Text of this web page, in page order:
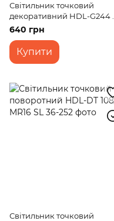
Світильник точковий
декоративний HDL-G244 G
MR16
640 грн
Купити
Світильник точковий